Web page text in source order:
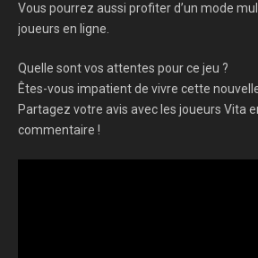
Vous pourrez aussi profiter d’un mode
joueurs en ligne.
Quelle sont vos attentes pour ce jeu ?
Êtes-vous impatient de vivre cette
Partagez votre avis avec les joueurs Vita
commentaire !